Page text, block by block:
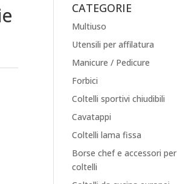
CATEGORIE
Multiuso
Utensili per affilatura
Manicure / Pedicure
Forbici
Coltelli sportivi chiudibili
Cavatappi
Coltelli lama fissa
Borse chef e accessori per
coltelli